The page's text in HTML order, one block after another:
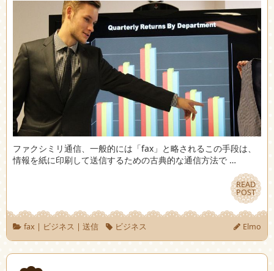
ファクシミリ通信、一般的には「fax」と略されるこの手段は、
情報を紙に印刷して送信するための古典的な通信方法で …
READ
POST
READ
POST
fax | ビジネス | 送信 ビジネス Elmo